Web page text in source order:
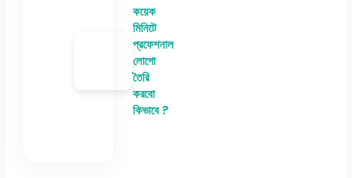
কয়েক
মিনিটে
প্রফেশনাল
লোগো
তৈরি
করবো
কিভাবে ?